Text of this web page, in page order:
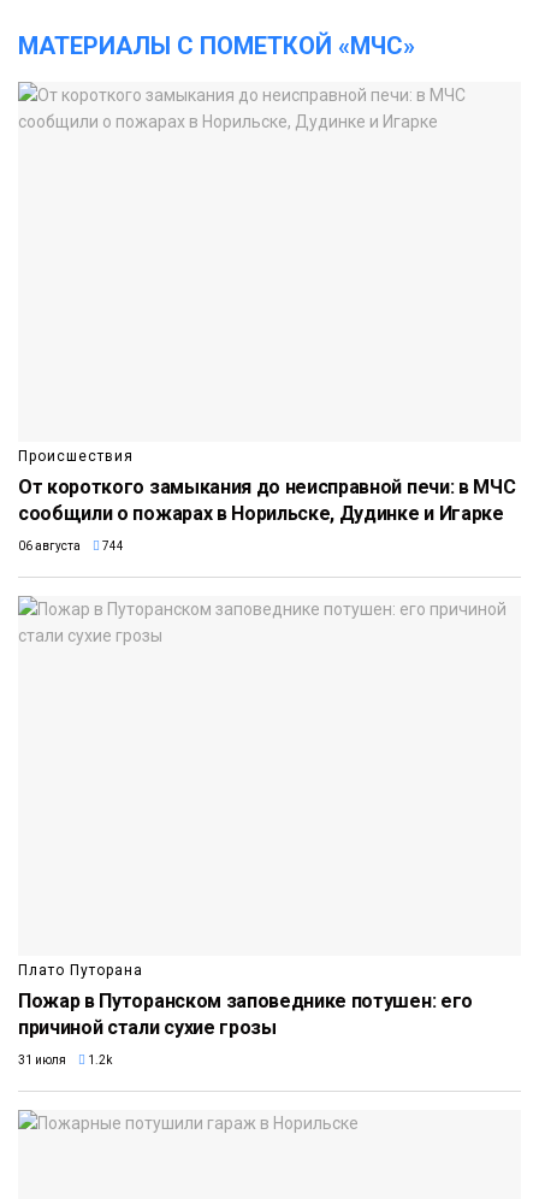
МАТЕРИАЛЫ С ПОМЕТКОЙ «МЧС»
Происшествия
От короткого замыкания до неисправной печи: в МЧС
сообщили о пожарах в Норильске, Дудинке и Игарке
06 августа 744
Плато Путорана
Пожар в Путоранском заповеднике потушен: его
причиной стали сухие грозы
31 июля 1.2k